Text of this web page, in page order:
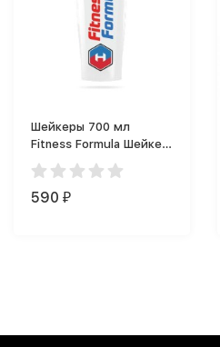
Шейкеры 700 мл
Fitness Formula Шейкер
Фитнес Формула (700
мл)
590 ₽